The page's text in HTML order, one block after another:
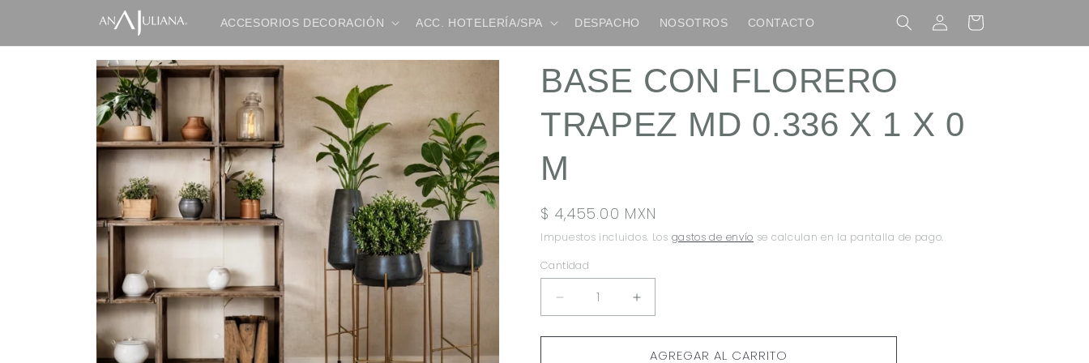
ACCESORIOS DECORACIÓN ACC. HOTELERÍA/SPA DESPACHO NOSOTROS CONTACTO
Iniciar
sesión
Carrito
A LA
INFORMACIÓN
DEL
PRODUCTO
BASE CON FLORERO
TRAPEZ MD 0.336 X 1 X 0
M
Precio
habitual
$ 4,455.00 MXN
Impuestos incluidos. Los gastos de envío se calculan en la pantalla de pago.
Cantidad
REDUCIR
CANTIDAD
PARA
AUMENTAR
CANTIDAD
PARA
BASE
AGREGAR AL CARRITO